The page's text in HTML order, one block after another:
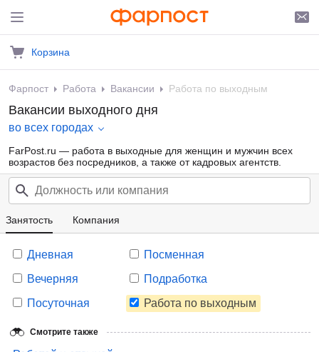
Корзина
Фарпост Работа Вакансии Работа по выходным
Вакансии выходного дня
во всех городах
FarPost.ru — работа в выходные для женщин и мужчин всех
возрастов без посредников, а также от кадровых агентств.
Занятость Компания
Дневная
Вечерняя
Посуточная
Посменная
Подработка
Работа по выходным
Смотрите также